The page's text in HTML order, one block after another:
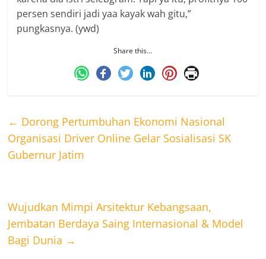
persen sendiri jadi yaa kayak wah gitu,”
pungkasnya. (ywd)
Share this…
← Dorong Pertumbuhan Ekonomi Nasional
Organisasi Driver Online Gelar Sosialisasi SK
Gubernur Jatim
Wujudkan Mimpi Arsitektur Kebangsaan,
Jembatan Berdaya Saing Internasional & Model
Bagi Dunia →